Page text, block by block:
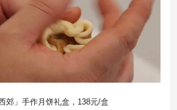
西郊」手作月饼礼盒，138元/盒